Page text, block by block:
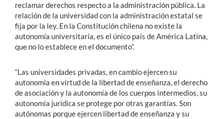
reclamar derechos respecto a la administración pública. La
relación de la universidad con la administración estatal se
fija por la ley. En la Constitución chilena no existe la
autonomía universitaria, es el único país de América Latina,
que no lo establece en el documento”.
“Las universidades privadas, en cambio ejercen su
autonomía en virtud de la libertad de enseñanza, el derecho
de asociación y la autonomía de los cuerpos intermedios, su
autonomía jurídica se protege por otras garantías. Son
autónomas porque ejercen libertad de enseñanza y su